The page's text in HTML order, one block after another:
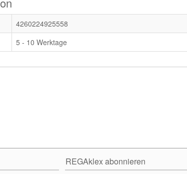
4260224925558
5 - 10 Werktage
REGAklex abonnieren